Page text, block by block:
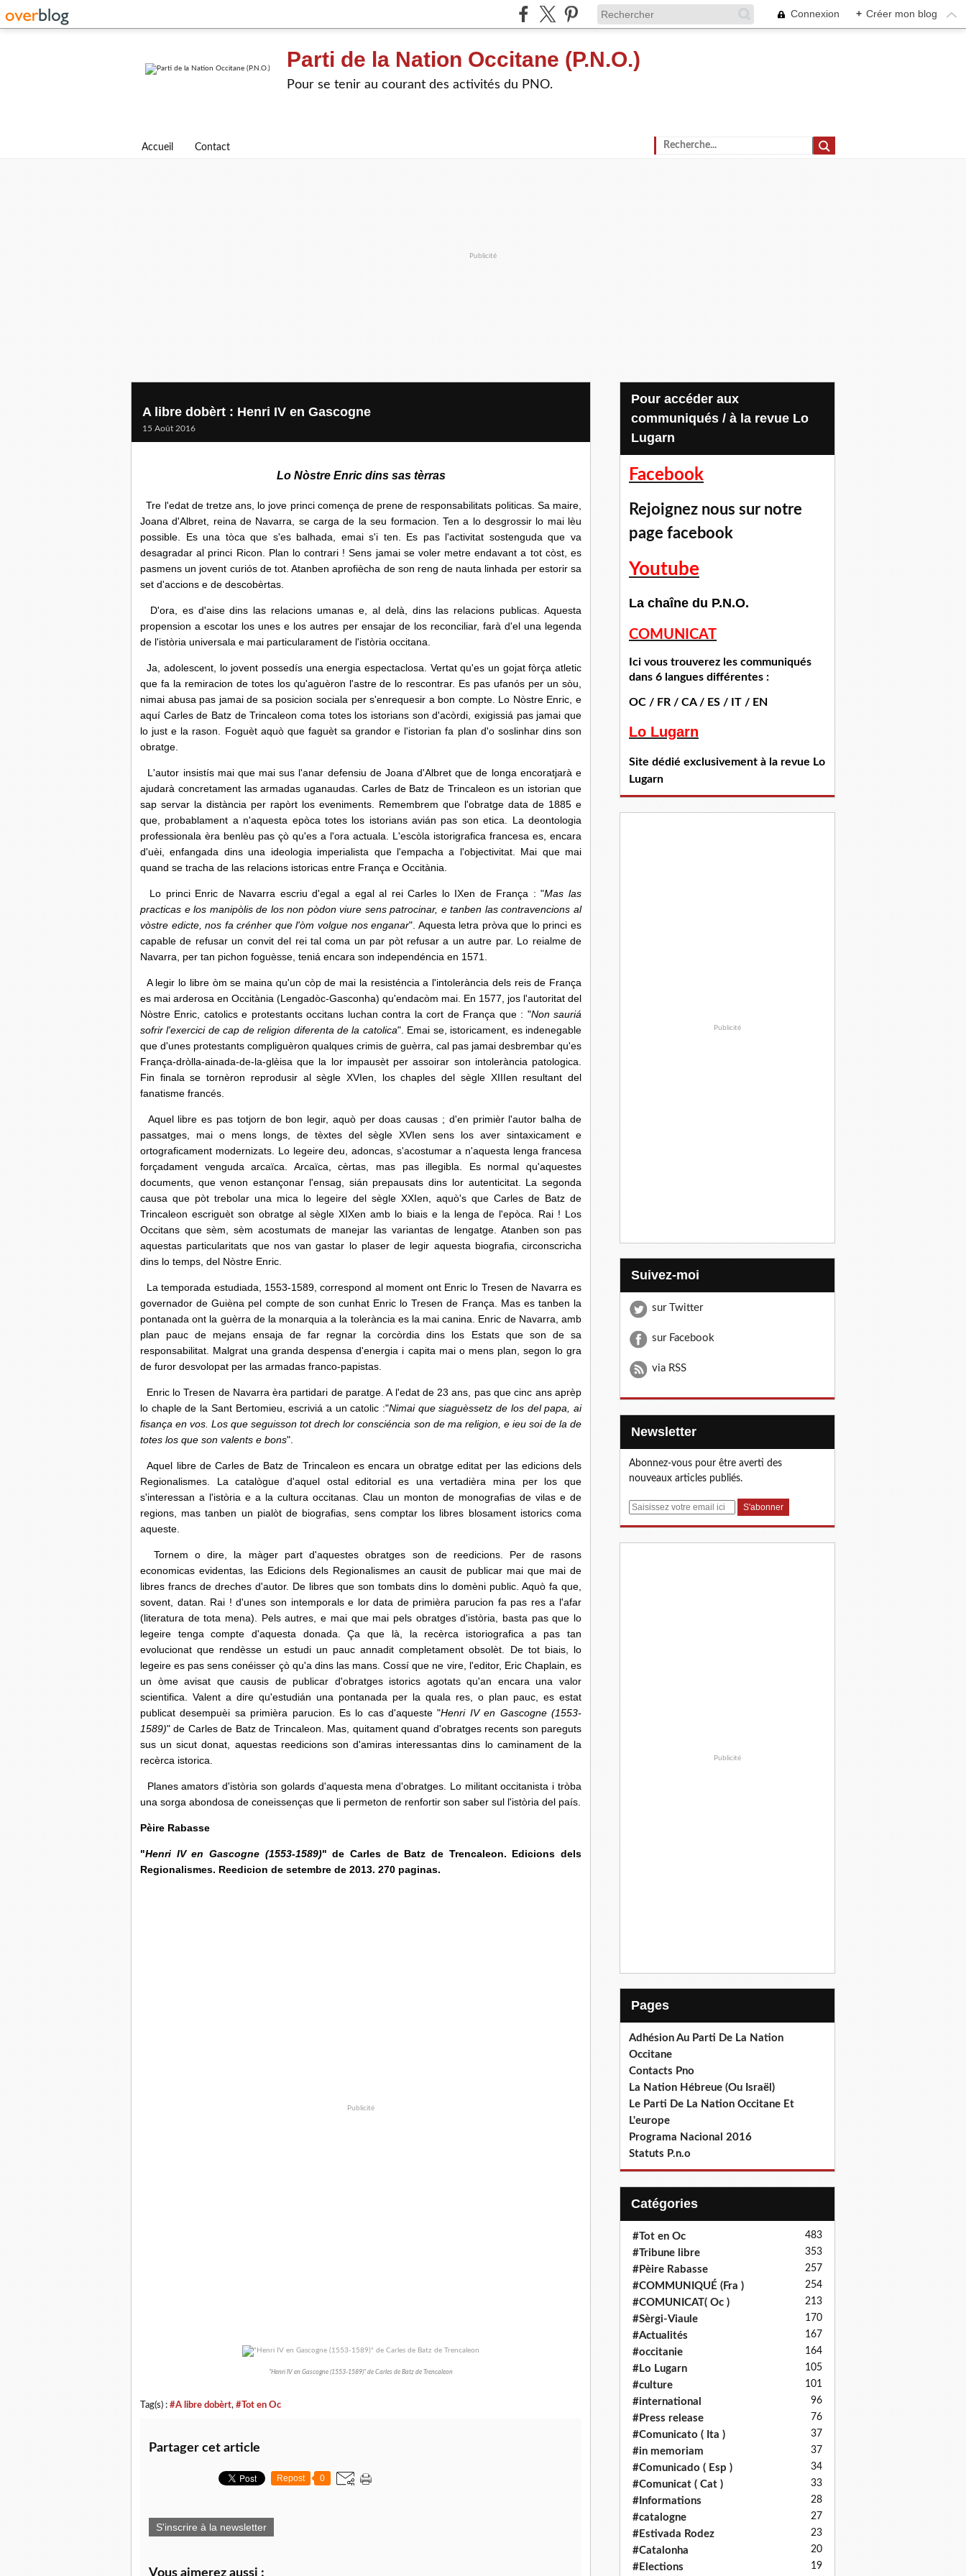
Connexion + Créer mon blog
Parti de la Nation Occitane (P.N.O.)
Pour se tenir au courant des activités du PNO.
Accueil Contact
Publicité
A libre dobèrt : Henri IV en Gascogne
15 Août 2016
Lo Nòstre Enric dins sas tèrras
Tre l'edat de tretze ans, lo jove princi comença de prene de responsabilitats politicas. Sa maire,
Joana d'Albret, reina de Navarra, se carga de la seu formacion. Ten a lo desgrossir lo mai lèu
possible. Es una tòca que s'es balhada, emai s'i ten. Es pas l'activitat sostenguda que va
desagradar al princi Ricon. Plan lo contrari ! Sens jamai se voler metre endavant a tot còst, es
pasmens un jovent curiós de tot. Atanben aprofiècha de son reng de nauta linhada per estorir sa
set d'accions e de descobèrtas.
D'ora, es d'aise dins las relacions umanas e, al delà, dins las relacions publicas. Aquesta
propension a escotar los unes e los autres per ensajar de los reconciliar, farà d'el una legenda
de l'istòria universala e mai particularament de l'istòria occitana.
Ja, adolescent, lo jovent possedís una energia espectaclosa. Vertat qu'es un gojat fòrça atletic
que fa la remiracion de totes los qu'aguèron l'astre de lo rescontrar. Es pas ufanós per un sòu,
nimai abusa pas jamai de sa posicion sociala per s'enrequesir a bon compte. Lo Nòstre Enric, e
aquí Carles de Batz de Trincaleon coma totes los istorians son d'acòrdi, exigissiá pas jamai que
lo just e la rason. Foguèt aquò que faguèt sa grandor e l'istorian fa plan d'o soslinhar dins son
obratge.
L'autor insistís mai que mai sus l'anar defensiu de Joana d'Albret que de longa encoratjarà e
ajudarà concretament las armadas uganaudas. Carles de Batz de Trincaleon es un istorian que
sap servar la distància per rapòrt los eveniments. Remembrem que l'obratge data de 1885 e
que, probablament a n'aquesta epòca totes los istorians avián pas son etica. La deontologia
professionala èra benlèu pas çò qu'es a l'ora actuala. L'escòla istorigrafica francesa es, encara
d'uèi, enfangada dins una ideologia imperialista que l'empacha a l'objectivitat. Mai que mai
quand se tracha de las relacions istoricas entre França e Occitània.
Lo princi Enric de Navarra escriu d'egal a egal al rei Carles lo IXen de França : "Mas las
practicas e los manipòlis de los non pòdon viure sens patrocinar, e tanben las contravencions al
vòstre edicte, nos fa crénher que l'òm volgue nos enganar". Aquesta letra pròva que lo princi es
capable de refusar un convit del rei tal coma un par pòt refusar a un autre par. Lo reialme de
Navarra, per tan pichon foguèsse, teniá encara son independéncia en 1571.
A legir lo libre òm se maina qu'un còp de mai la resisténcia a l'intolerància dels reis de França
es mai arderosa en Occitània (Lengadòc-Gasconha) qu'endacòm mai. En 1577, jos l'autoritat del
Nòstre Enric, catolics e protestants occitans luchan contra la cort de França que : "Non sauriá
sofrir l'exercici de cap de religion diferenta de la catolica". Emai se, istoricament, es indenegable
que d'unes protestants compliguèron qualques crimis de guèrra, cal pas jamai desbrembar qu'es
França-dròlla-ainada-de-la-glèisa que la lor impausèt per assoirar son intolerància patologica.
Fin finala se tornèron reprodusir al sègle XVIen, los chaples del sègle XIIIen resultant del
fanatisme francés.
Aquel libre es pas totjorn de bon legir, aquò per doas causas ; d'en primièr l'autor balha de
passatges, mai o mens longs, de tèxtes del sègle XVIen sens los aver sintaxicament e
ortograficament modernizats. Lo legeire deu, adoncas, s'acostumar a n'aquesta lenga francesa
forçadament venguda arcaïca. Arcaïca, cèrtas, mas pas illegibla. Es normal qu'aquestes
documents, que venon estançonar l'ensag, sián prepausats dins lor autenticitat. La segonda
causa que pòt trebolar una mica lo legeire del sègle XXIen, aquò's que Carles de Batz de
Trincaleon escriguèt son obratge al sègle XIXen amb lo biais e la lenga de l'epòca. Rai ! Los
Occitans que sèm, sèm acostumats de manejar las variantas de lengatge. Atanben son pas
aquestas particularitats que nos van gastar lo plaser de legir aquesta biografia, circonscricha
dins lo temps, del Nòstre Enric.
La temporada estudiada, 1553-1589, correspond al moment ont Enric lo Tresen de Navarra es
governador de Guièna pel compte de son cunhat Enric lo Tresen de França. Mas es tanben la
pontanada ont la guèrra de la monarquia a la tolerància es la mai canina. Enric de Navarra, amb
plan pauc de mejans ensaja de far regnar la corcòrdia dins los Estats que son de sa
responsabilitat. Malgrat una granda despensa d'energia i capita mai o mens plan, segon lo gra
de furor desvolopat per las armadas franco-papistas.
Enric lo Tresen de Navarra èra partidari de paratge. A l'edat de 23 ans, pas que cinc ans aprèp
lo chaple de la Sant Bertomieu, escriviá a un catolic :"Nimai que siaguèssetz de los del papa, ai
fisança en vos. Los que seguisson tot drech lor consciéncia son de ma religion, e ieu soi de la de
totes los que son valents e bons".
Aquel libre de Carles de Batz de Trincaleon es encara un obratge editat per las edicions dels
Regionalismes. La catalògue d'aquel ostal editorial es una vertadièra mina per los que
s'interessan a l'istòria e a la cultura occitanas. Clau un monton de monografias de vilas e de
regions, mas tanben un pialòt de biografias, sens comptar los libres blosament istorics coma
aqueste.
Tornem o dire, la màger part d'aquestes obratges son de reedicions. Per de rasons
economicas evidentas, las Edicions dels Regionalismes an causit de publicar mai que mai de
libres francs de dreches d'autor. De libres que son tombats dins lo domèni public. Aquò fa que,
sovent, datan. Rai ! d'unes son intemporals e lor data de primièra parucion fa pas res a l'afar
(literatura de tota mena). Pels autres, e mai que mai pels obratges d'istòria, basta pas que lo
legeire tenga compte d'aquesta donada. Ça que là, la recèrca istoriografica a pas tan
evolucionat que rendèsse un estudi un pauc annadit completament obsolèt. De tot biais, lo
legeire es pas sens conéisser çò qu'a dins las mans. Cossí que ne vire, l'editor, Eric Chaplain, es
un òme avisat que causis de publicar d'obratges istorics agotats qu'an encara una valor
scientifica. Valent a dire qu'estudián una pontanada per la quala res, o plan pauc, es estat
publicat desempuèi sa primièra parucion. Es lo cas d'aqueste "Henri IV en Gascogne (1553-
1589)" de Carles de Batz de Trincaleon. Mas, quitament quand d'obratges recents son pareguts
sus un sicut donat, aquestas reedicions son d'amiras interessantas dins lo caminament de la
recèrca istorica.
Planes amators d'istòria son golards d'aquesta mena d'obratges. Lo militant occitanista i tròba
una sorga abondosa de coneissenças que li permeton de renfortir son saber sul l'istòria del país.
Pèire Rabasse
"Henri IV en Gascogne (1553-1589)" de Carles de Batz de Trencaleon. Edicions dels
Regionalismes. Reedicion de setembre de 2013. 270 paginas.
Publicité
"Henri IV en Gascogne (1553-1589)" de Carles de Batz de Trencaleon
Tag(s) : #A libre dobèrt, #Tot en Oc
Partager cet article
Repost 0
S'inscrire à la newsletter
Vous aimerez aussi :
Pour accéder aux
communiqués / à la revue Lo
Lugarn
Facebook
Rejoignez nous sur notre
page facebook
Youtube
La chaîne du P.N.O.
COMUNICAT
Ici vous trouverez les communiqués
dans 6 langues différentes :
OC / FR / CA / ES / IT / EN
Lo Lugarn
Site dédié exclusivement à la revue Lo
Lugarn
Publicité
Suivez-moi
sur Twitter
sur Facebook
via RSS
Newsletter
Abonnez-vous pour être averti des
nouveaux articles publiés.
E
Publicité
Pages
Adhésion Au Parti De La Nation
Occitane
Contacts Pno
La Nation Hébreue (Ou Israël)
Le Parti De La Nation Occitane Et
L'europe
Programa Nacional 2016
Statuts P.n.o
Catégories
#Tot en Oc 483
#Tribune libre 353
#Pèire Rabasse 257
#COMMUNIQUÉ (Fra ) 254
#COMUNICAT( Oc ) 213
#Sèrgi-Viaule 170
#Actualités 167
#occitanie 164
#Lo Lugarn 105
#culture 101
#international 96
#Press release 76
#Comunicato ( Ita ) 37
#in memoriam 37
#Comunicado ( Esp ) 34
#Comunicat ( Cat ) 33
#Informations 28
#catalogne 27
#Estivada Rodez 23
#Catalonha 20
#Elections 19